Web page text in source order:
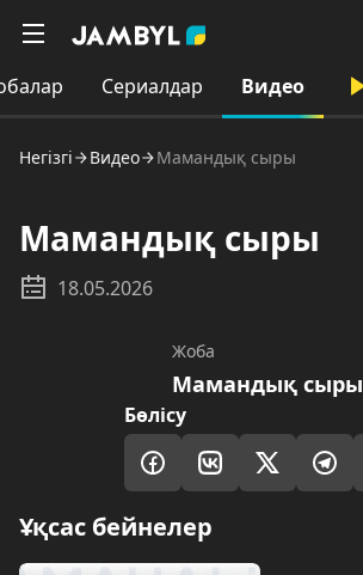
Сериалдар Видео
Негізгі Видео Мамандық сыры
Мамандық сыры
18.05.2026
Жоба
Мамандық сыры
Бөлісу
Ұқсас бейнелер